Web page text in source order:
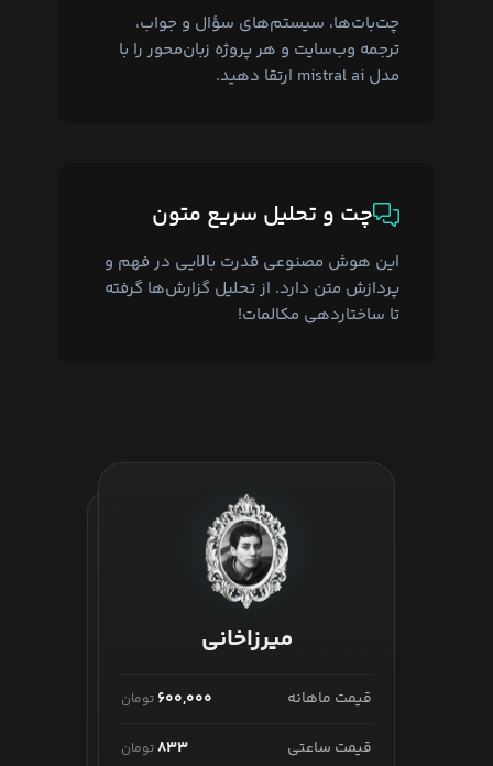
چت‌بات‌ها، سیستم‌های سؤال و جواب،
ترجمه وب‌سایت و هر پروژه زبان‌محور را با
مدل mistral ai ارتقا دهید.
چت و تحلیل سریع متون
این هوش مصنوعی قدرت بالایی در فهم و
پردازش متن دارد. از تحلیل گزارش‌ها گرفته
تا ساختاردهی مکالمات!
شروع کار با میسترال
میرزاخانی
قیمت ماهانه ۶۰۰,۰۰۰ تومان
قیمت ساعتی ۸۳۳تومان
تورینگ
قیمت ماهانه ۱,۰۵۰,۰۰۰ تومان
قیمت ساعتی ۱,۴۵۸ تومان